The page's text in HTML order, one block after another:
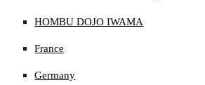
HOMBU DOJO IWAMA
France
Germany